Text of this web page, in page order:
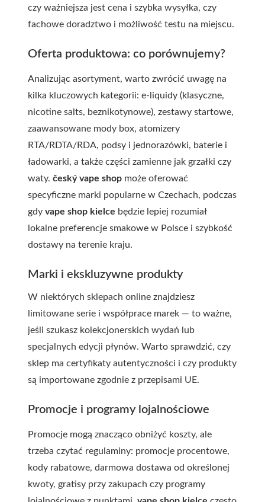
czy ważniejsza jest cena i szybka wysyłka, czy
fachowe doradztwo i możliwość testu na miejscu.
Oferta produktowa: co porównujemy?
Analizując asortyment, warto zwrócić uwagę na
kilka kluczowych kategorii: e-liquidy (klasyczne,
nicotine salts, beznikotynowe), zestawy startowe,
zaawansowane mody box, atomizery
RTA/RDTA/RDA, podsy i jednorazówki, baterie i
ładowarki, a także części zamienne jak grzałki czy
waty. český vape shop może oferować
specyficzne marki popularne w Czechach, podczas
gdy vape shop kielce będzie lepiej rozumiał
lokalne preferencje smakowe w Polsce i szybkość
dostawy na terenie kraju.
Marki i ekskluzywne produkty
W niektórych sklepach online znajdziesz
limitowane serie i współprace marek — to ważne,
jeśli szukasz kolekcjonerskich wydań lub
specjalnych edycji płynów. Warto sprawdzić, czy
sklep ma certyfikaty autentyczności i czy produkty
są importowane zgodnie z przepisami UE.
Promocje i programy lojalnościowe
Promocje mogą znacząco obniżyć koszty, ale
trzeba czytać regulaminy: promocje procentowe,
kody rabatowe, darmowa dostawa od określonej
kwoty, gratisy przy zakupach czy programy